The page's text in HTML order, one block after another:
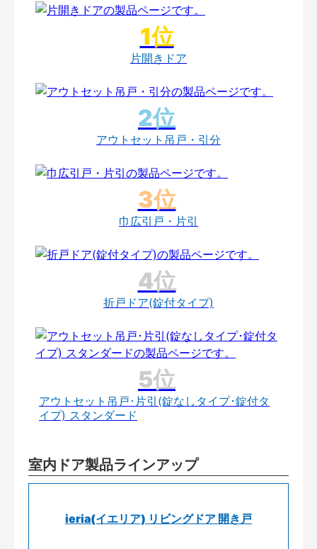
片開きドア
アウトセット吊戸・引分
巾広引戸・片引
折戸ドア(錠付タイプ)
アウトセット吊戸･片引(錠なしタイプ･錠付タ
イプ) スタンダード
室内ドア製品ラインアップ
ieria(イエリア) リビングドア 開き戸